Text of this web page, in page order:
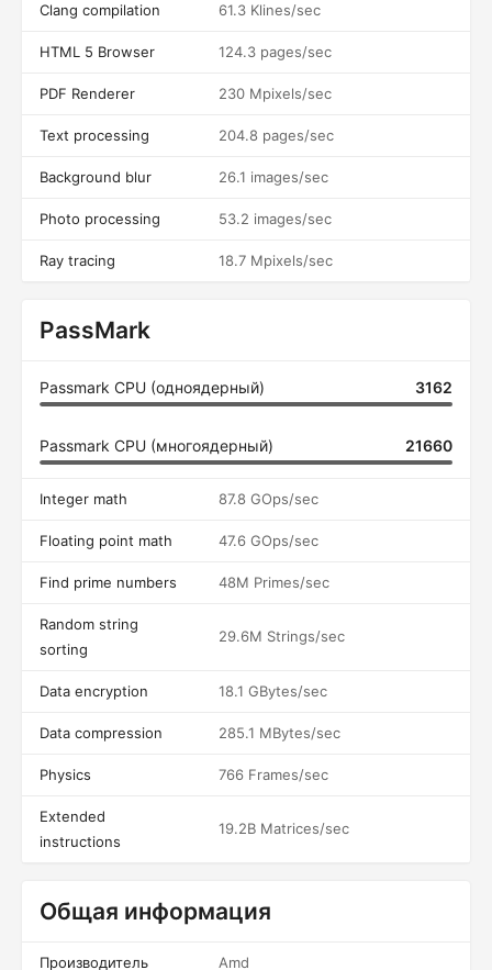
Clang compilation 61.3 Klines/sec
HTML 5 Browser 124.3 pages/sec
PDF Renderer 230 Mpixels/sec
Text processing 204.8 pages/sec
Background blur 26.1 images/sec
Photo processing 53.2 images/sec
Ray tracing 18.7 Mpixels/sec
PassMark
Passmark CPU (одноядерный) 3162
Passmark CPU (многоядерный) 21660
Integer math 87.8 GOps/sec
Floating point math 47.6 GOps/sec
Find prime numbers 48M Primes/sec
Random string
sorting
29.6M Strings/sec
Data encryption 18.1 GBytes/sec
Data compression 285.1 MBytes/sec
Physics 766 Frames/sec
Extended
instructions
19.2B Matrices/sec
Общая информация
Производитель Amd